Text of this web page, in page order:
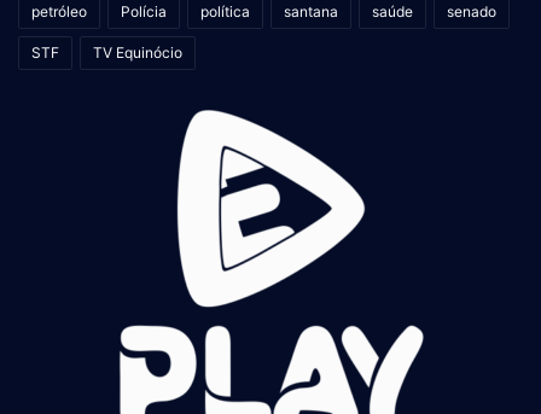
petróleo Polícia política santana saúde senado
STF TV Equinócio